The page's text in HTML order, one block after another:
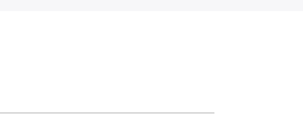
ญ่ รับจ้างทำโฆษณา สินค้า บ้าน
รับโพสอสังหา ทีมงาน บริํษัทใหญ่
ขายบ้าน รับโพสอสังหา ติดหน้าแรกกูเกิ้ล ทีมงาน บริํษัทใหญ่ รับประกันผลงาน ที่เดียวในเมือง